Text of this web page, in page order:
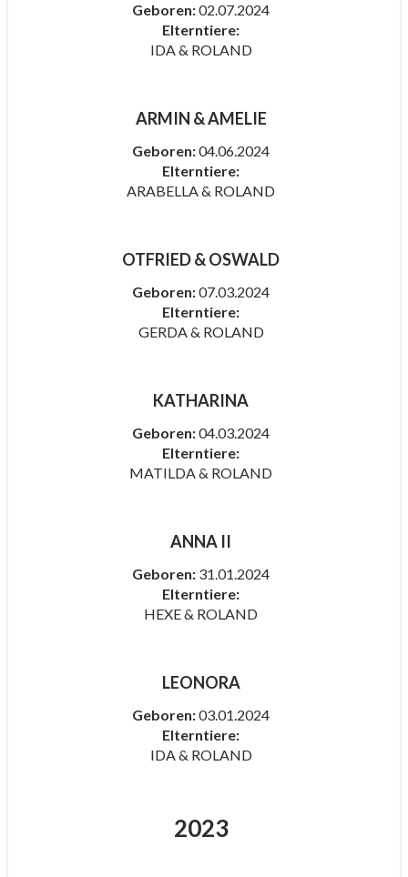
Geboren:02.07.2024
Elterntiere:
IDA & ROLAND
ARMIN & AMELIE
Geboren:04.06.2024
Elterntiere:
ARABELLA & ROLAND
OTFRIED & OSWALD
Geboren:07.03.2024
Elterntiere:
GERDA & ROLAND
KATHARINA
Geboren:04.03.2024
Elterntiere:
MATILDA & ROLAND
ANNA II
Geboren: 31.01.2024
Elterntiere:
HEXE & ROLAND
LEONORA
Geboren:03.01.2024
Elterntiere:
IDA & ROLAND
2023